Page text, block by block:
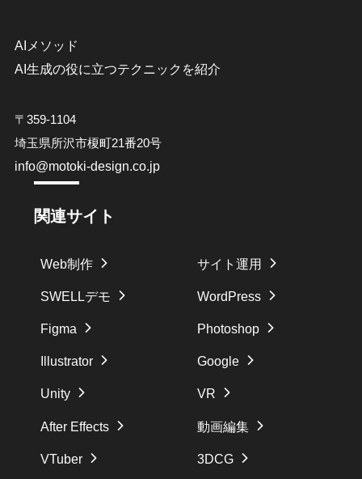
AIメソッド
AI生成の役に立つテクニックを紹介
〒359-1104
埼玉県所沢市榎町21番20号
info@motoki-design.co.jp
関連サイト
Web制作 サイト運用
SWELLデモ WordPress
Figma Photoshop
Illustrator Google
Unity VR
After Effects 動画編集
VTuber 3DCG